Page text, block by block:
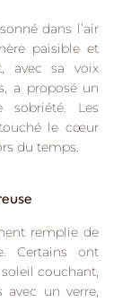
dans l’air
paisible et
avec sa voix
a proposé un
sobriété. Les
le cœur
du temps.
remplie de
Certains ont
couchant,
avec un verre,